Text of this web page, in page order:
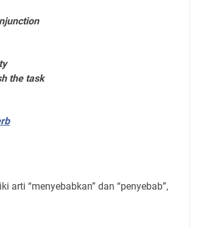
the task
arti “menyebabkan” dan “penyebab”,